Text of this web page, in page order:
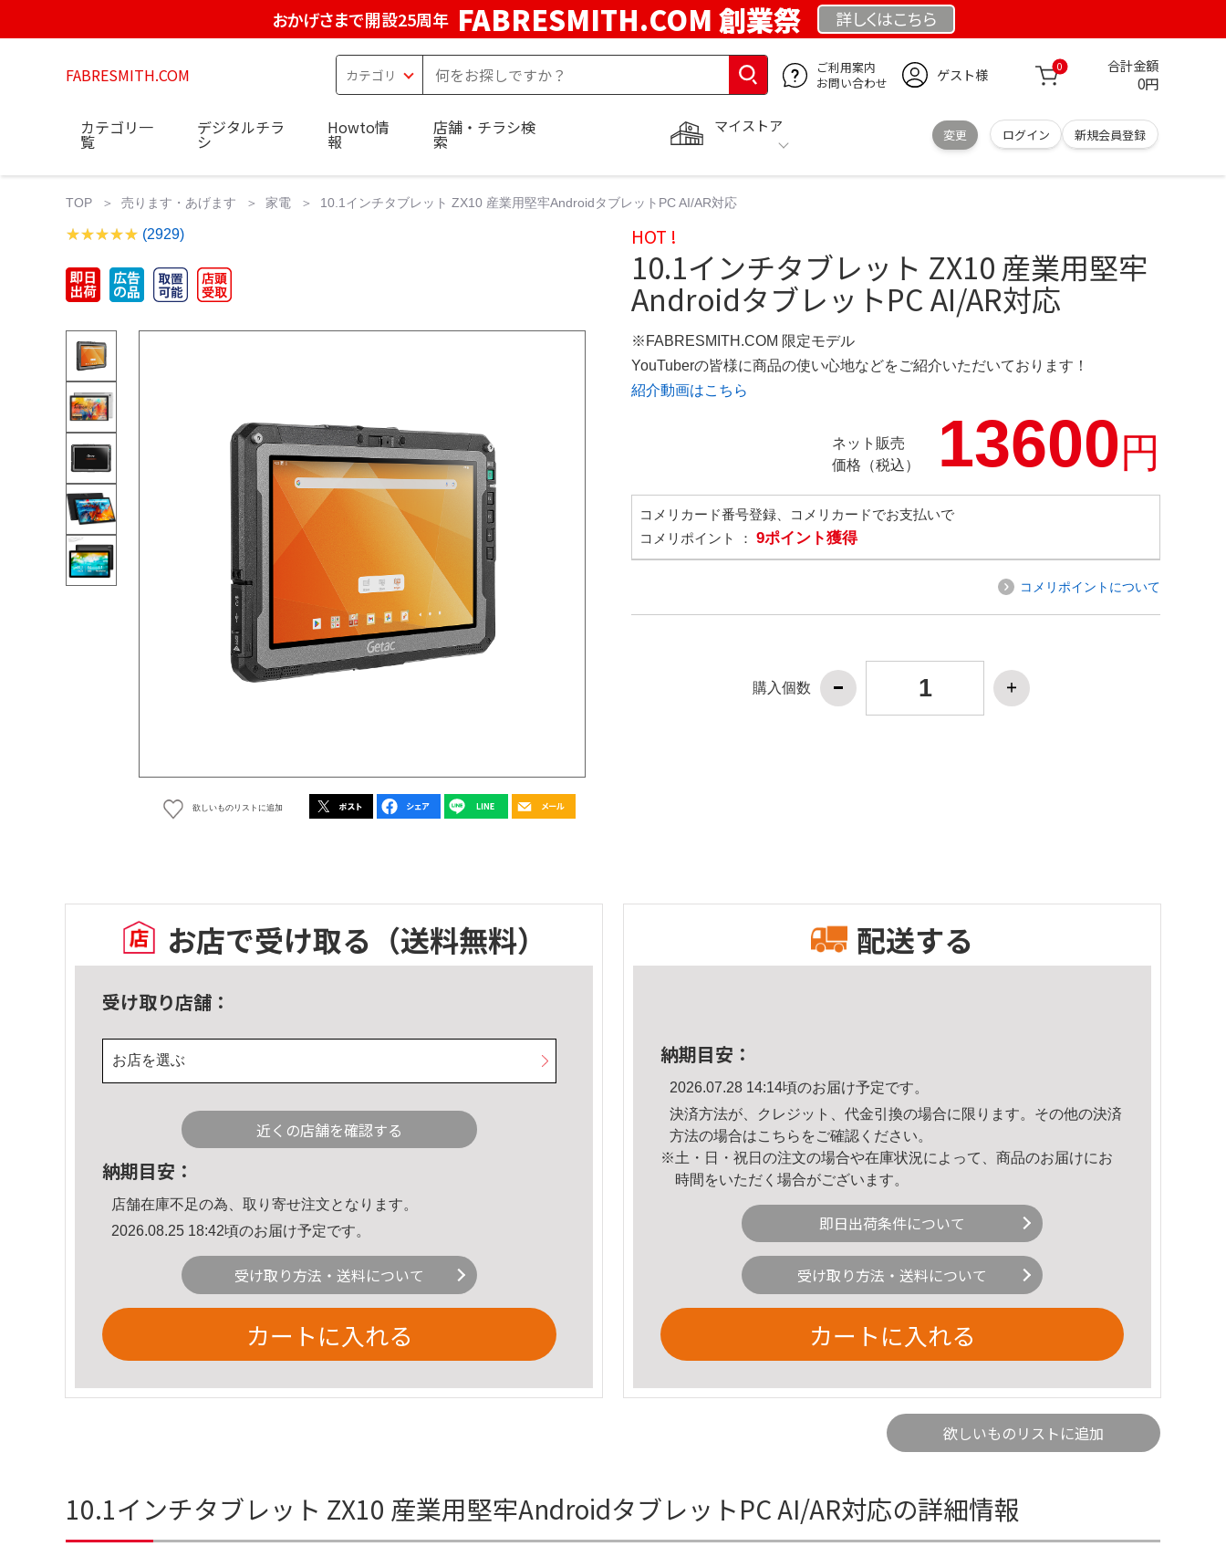
おかげさまで開設25周年 FABRESMITH.COM 創業祭 詳しくはこちら
FABRESMITH.COM
ご利用案内
お問い合わせ
ゲスト様 0 合計金額
0円
マイストア
変更 ログイン 新規会員登録
カテゴリ一
覧
デジタルチラ
シ
Howto情
報
店舗・チラシ検
索
TOP 売ります・あげます 家電 10.1インチタブレット ZX10 産業用堅牢AndroidタブレットPC AI/AR対応
(2929)
欲しいものリストに追加
HOT !
10.1インチタブレット ZX10 産業用堅牢
AndroidタブレットPC AI/AR対応
※FABRESMITH.COM 限定モデル
YouTuberの皆様に商品の使い心地などをご紹介いただいております！
紹介動画はこちら
ネット販売
価格（税込）
13600円
コメリカード番号登録、コメリカードでお支払いで
コメリポイント ： 9ポイント獲得
コメリポイントについて
購入個数
お店で受け取る （送料無料）
受け取り店舗：
お店を選ぶ
近くの店舗を確認する
納期目安：
店舗在庫不足の為、取り寄せ注文となります。
2026.08.25 18:42頃のお届け予定です。
受け取り方法・送料について
カートに入れる
配送する
納期目安：
2026.07.28 14:14頃のお届け予定です。
決済方法が、クレジット、代金引換の場合に限ります。その他の決済
方法の場合はこちら をご確認ください。
※土・日・祝日の注文の場合や在庫状況によって、商品のお届けにお
時間をいただく場合がございます。
即日出荷条件について
受け取り方法・送料について
カートに入れる
欲しいものリストに追加
10.1インチタブレット ZX10 産業用堅牢AndroidタブレットPC AI/AR対応の詳細情報